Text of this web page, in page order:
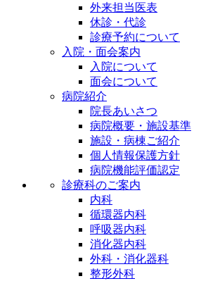
外来担当医表
休診・代診
診療予約について
入院・面会案内
入院について
面会について
病院紹介
院長あいさつ
病院概要・施設基準
施設・病棟ご紹介
個人情報保護方針
病院機能評価認定
診療科のご案内
内科
循環器内科
呼吸器内科
消化器内科
外科・消化器科
整形外科